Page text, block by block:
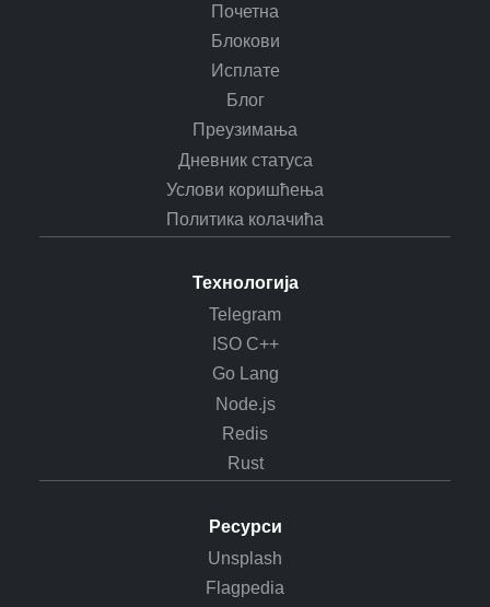
Почетна
Блокови
Исплате
Блог
Преузимања
Дневник статуса
Услови коришћења
Политика колачића
Технологија
Telegram
ISO C++
Go Lang
Node.js
Redis
Rust
Ресурси
Unsplash
Flagpedia